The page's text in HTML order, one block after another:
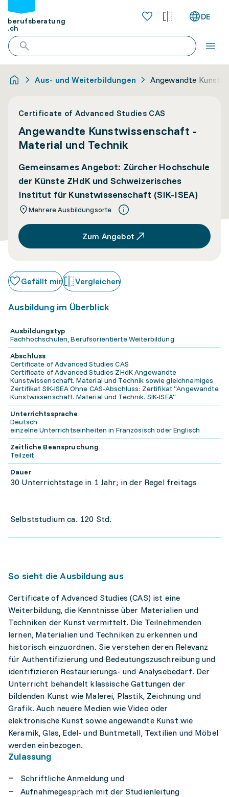
berufsberatung
.ch
DE
Aus- und Weiterbildungen Angewandte
Certificate of Advanced Studies CAS
Angewandte Kunstwissenschaft -
Material und Technik
Gemeinsames Angebot: Zürcher Hochschule
der Künste ZHdK und Schweizerisches
Institut für Kunstwissenschaft (SIK-ISEA)
Mehrere Ausbildungsorte
Zum Angebot
Gefällt mir Vergleichen
Ausbildung im Überblick
Ausbildungstyp
Fachhochschulen, Berufsorientierte Weiterbildung
Abschluss
Certificate of Advanced Studies CAS
Certificate of Advanced Studies ZHdK Angewandte
Kunstwissenschaft. Material und Technik sowie gleichnamiges
Zertifikat SIK-ISEA Ohne CAS-Abschluss: Zertifikat "Angewandte
Kunstwissenschaft. Material und Technik. SIK-ISEA"
Unterrichtssprache
Deutsch
einzelne Unterrichtseinheiten in Französisch oder Englisch
Zeitliche Beanspruchung
Teilzeit
Dauer
30 Unterrichtstage in 1 Jahr; in der Regel freitags
Selbststudium ca. 120 Std.
So sieht die Ausbildung aus
Certificate of Advanced Studies (CAS) ist eine
Weiterbildung, die Kenntnisse über Materialien und
Techniken der Kunst vermittelt. Die Teilnehmenden
lernen, Materialien und Techniken zu erkennen und
historisch einzuordnen. Sie verstehen deren Relevanz
für Authentifizierung und Bedeutungszuschreibung und
identifizieren Restaurierungs- und Analysebedarf. Der
Unterricht behandelt klassische Gattungen der
bildenden Kunst wie Malerei, Plastik, Zeichnung und
Grafik. Auch neuere Medien wie Video oder
elektronische Kunst sowie angewandte Kunst wie
Keramik, Glas, Edel- und Buntmetall, Textilien und Möbel
werden einbezogen.
Zulassung
Schriftliche Anmeldung und
Aufnahmegespräch mit der Studienleitung